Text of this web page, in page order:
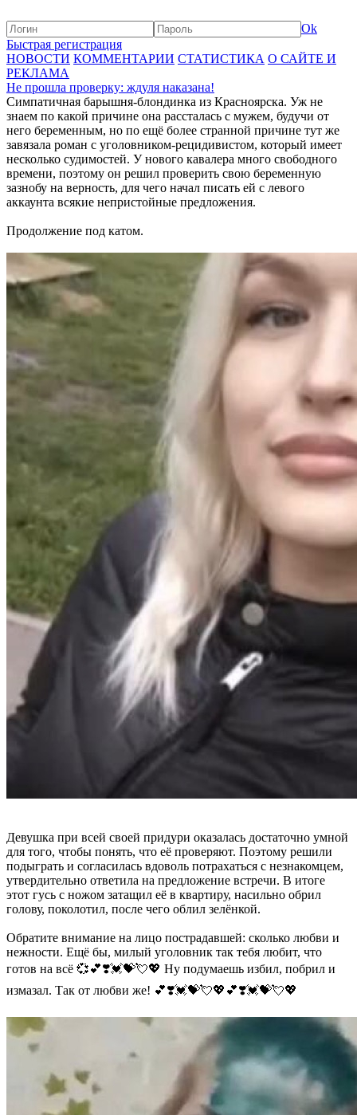
Ok
Быстрая регистрация
НОВОСТИ КОММЕНТАРИИ СТАТИСТИКА О САЙТЕ И
РЕКЛАМА
Не прошла проверку: ждуля наказана!
Симпатичная барышня-блондинка из Красноярска. Уж не
знаем по какой причине она рассталась с мужем, будучи от
него беременным, но по ещё более странной причине тут же
завязала роман с уголовником-рецидивистом, который имеет
несколько судимостей. У нового кавалера много свободного
времени, поэтому он решил проверить свою беременную
зазнобу на верность, для чего начал писать ей с левого
аккаунта всякие непристойные предложения.
Продолжение под катом.
Девушка при всей своей придури оказалась достаточно умной
для того, чтобы понять, что её проверяют. Поэтому решили
подыграть и согласилась вдоволь потрахаться с незнакомцем,
утвердительно ответила на предложение встречи. В итоге
этот гусь с ножом затащил её в квартиру, насильно обрил
голову, поколотил, после чего облил зелёнкой.
Обратите внимание на лицо пострадавшей: сколько любви и
нежности. Ещё бы, милый уголовник так тебя любит, что
готов на всё 💞💕❣️💓💝💘💖 Ну подумаешь избил, побрил и
измазал. Так от любви же! 💕❣️💓💝💘💖💕❣️💓💝💘💖